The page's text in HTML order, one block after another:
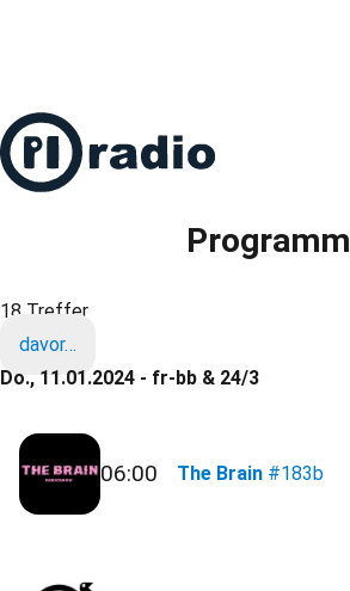
Programm
18 Treffer
davor…
Do., 11.01.2024 - fr-bb & 24/3
06:00 The Brain #183b